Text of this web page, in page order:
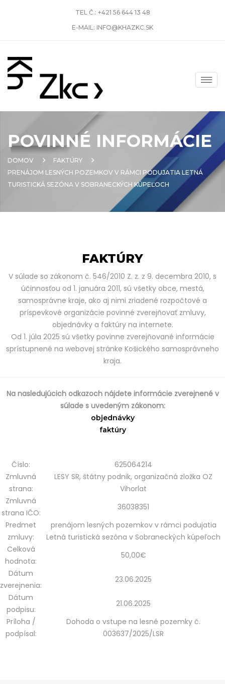
TEL Č.: +421 56 644 13 48
E-MAIL: INFO@KHAZKC.SK
POVINNÉ INFORMÁCIE
DOMOV
FAKTÚRY
PRENÁJOM LESNÝCH POZEMKOV V RÁMCI PODUJATIA LETNÁ
TURISTICKÁ SEZÓNA V SOBRANECKÝCH KÚPEĽOCH
FAKTÚRY
V súlade so zákonom č. 546/2010 Z. z. z 9. decembra 2010, s
účinnosťou od 1. januára 2011, sú všetky obce, mestá,
samosprávne kraje, ako aj nimi zriadené rozpočtové a
príspevkové organizácie povinné zverejňovať zmluvy,
objednávky a faktúry na internete.
Od 1. júla 2025 sú všetky povinne zverejňované informácie
sprístupnené na webovej stránke Košického samosprávneho
kraja.
Na nasledujúcich odkazoch nájdete informácie zverejnené v
súlade s uvedeným zákonom:
objednávky
faktúry
Číslo:
625064214
Zmluvná
strana:
LESY SR, štátny podnik, organizačná zložka OZ
Vihorlat
Zmluvná
strana IČO:
36038351
Predmet
zmluvy:
prenájom lesných pozemkov v rámci podujatia
Letná turistická sezóna v Sobraneckých kúpeľoch
Celková
hodnota:
50,00€
Dátum
zverejnenia:
23.06.2025
Dátum
podpisu:
21.06.2025
Príloha /
podpísal:
Dohoda o vstupe na lesné pozemky č.
003637/2025/LSR